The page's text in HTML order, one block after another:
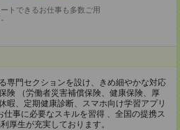
トできるお仕事も多数ご用
専門セクションを設け、きめ細やかな対応
険 （労働者災害補償保険、健康保険、厚
暇、定期健康診断、スマホ向け学習アプリ
事に必要なスキルを習得 、全国の提携ス
厚生が充実しております。